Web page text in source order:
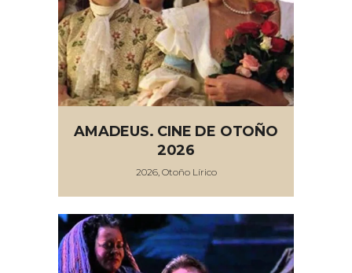
AMADEUS. CINE DE OTOÑO
2026
2026, Otoño Lírico